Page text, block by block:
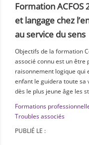
Formation
et langage chez
au service du sens
Objectifs de la formation
associé connu est un être
raisonnement logique qui
enfant le guidera toute sa
dès le plus jeune âge les
Formations
Troubles associés
PUBLIÉ LE :